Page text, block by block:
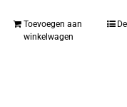
Toevoegen aan
winkelwagen